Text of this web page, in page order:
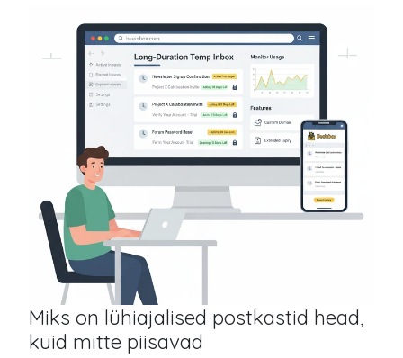
Miks on lühiajalised postkastid head,
kuid mitte piisavad